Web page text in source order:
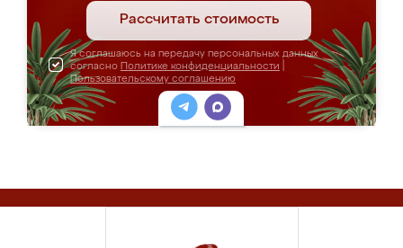
Рассчитать стоимость
Я соглашаюсь на передачу персональных данных
согласно Политике конфиденциальности
Пользовательскому соглашению